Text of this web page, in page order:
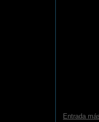
Entrada